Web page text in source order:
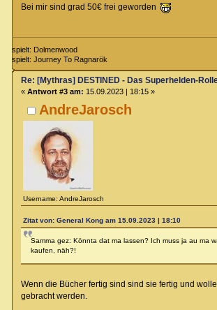
Bei mir sind grad 50€ frei geworden
spielt: Dolmenwood
spielt: Journey To Ragnarök
AndreJarosch
Username: AndreJarosch
Re: [Mythras] DESTINED - Das Superhelden-
« Antwort #3 am: 15.09.2023 | 18:15 »
Zitat von: General Kong am 15.09.2023 | 18:10
Samma gez: Könnta dat ma lassen? Ich muss ja au ma
kaufen, näh?!
Wenn die Bücher fertig sind sind sie fertig und
gebracht werden.